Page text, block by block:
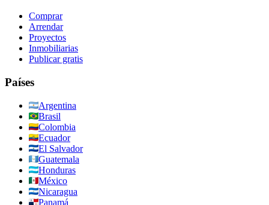
Comprar
Arrendar
Proyectos
Inmobiliarias
Publicar gratis
Países
Argentina
Brasil
Colombia
Ecuador
El Salvador
Guatemala
Honduras
México
Nicaragua
Panamá